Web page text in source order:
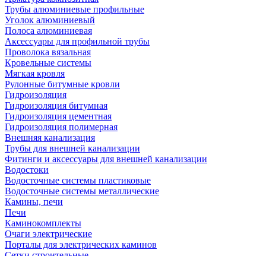
Трубы алюминиевые профильные
Уголок алюминиевый
Полоса алюминиевая
Аксессуары для профильной трубы
Проволока вязальная
Кровельные системы
Мягкая кровля
Рулонные битумные кровли
Гидроизоляция
Гидроизоляция битумная
Гидроизоляция цементная
Гидроизоляция полимерная
Внешняя канализация
Трубы для внешней канализации
Фитинги и аксессуары для внешней канализации
Водостоки
Водосточные системы пластиковые
Водосточные системы металлические
Камины, печи
Печи
Каминокомплекты
Очаги электрические
Порталы для электрических каминов